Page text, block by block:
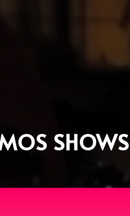
SHOWS